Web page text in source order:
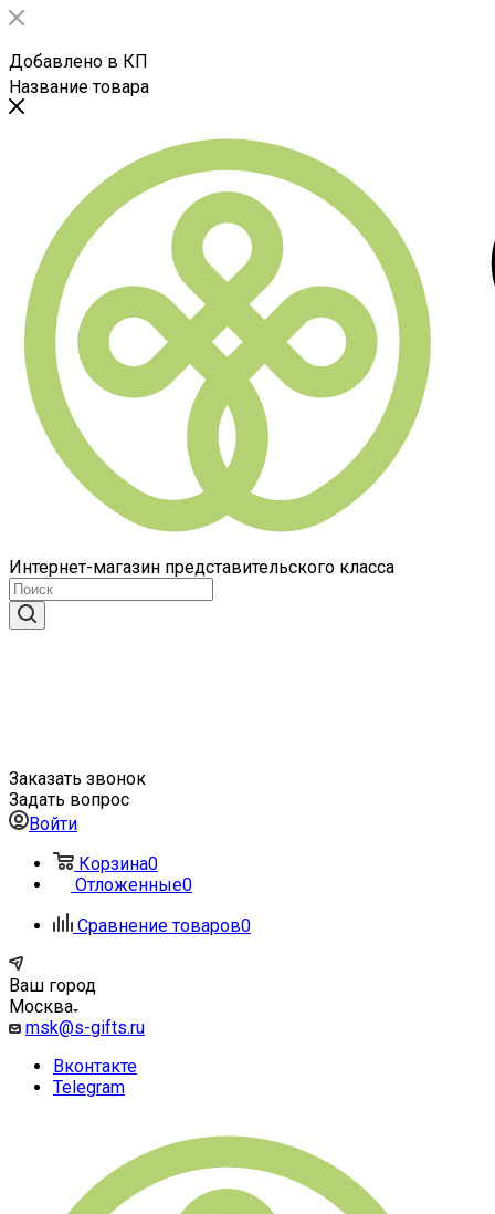
Добавлено в КП
Название товара
Интернет-магазин представительского класса
Заказать звонок
Задать вопрос
Войти
Корзина0
Отложенные0
Сравнение товаров0
Ваш город
Москва
msk@s-gifts.ru
Вконтакте
Telegram